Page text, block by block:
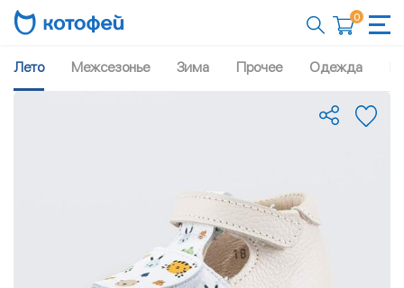
0
Лето Межсезонье Зима Прочее Одежда